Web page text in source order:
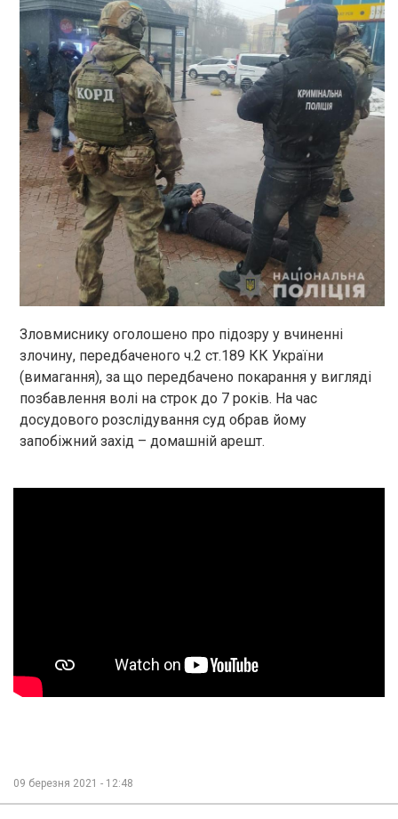
Зловмиснику оголошено про підозру у вчиненні
злочину, передбаченого ч.2 ст.189 КК України
(вимагання), за що передбачено покарання у вигляді
позбавлення волі на строк до 7 років. На час
досудового розслідування суд обрав йому
запобіжний захід – домашній арешт.
09 березня 2021 - 12:48